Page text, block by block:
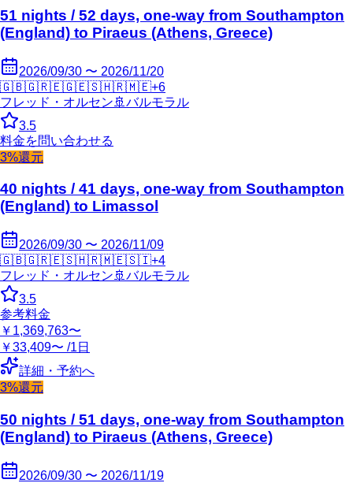
51 nights / 52 days, one-way from Southampton
(England) to Piraeus (Athens, Greece)
2026/09/30 〜 2026/11/20
🇬🇧🇬🇷🇪🇬🇪🇸🇭🇷🇲🇪+6
フレッド・オルセン 🚢 バルモラル
3.5
料金を問い合わせる
3%還元
40 nights / 41 days, one-way from Southampton
(England) to Limassol
2026/09/30 〜 2026/11/09
🇬🇧🇬🇷🇪🇸🇭🇷🇲🇪🇸🇮+4
フレッド・オルセン 🚢 バルモラル
3.5
参考料金
￥1,369,763〜
￥33,409〜 /1日
詳細・予約へ
3%還元
50 nights / 51 days, one-way from Southampton
(England) to Piraeus (Athens, Greece)
2026/09/30 〜 2026/11/19